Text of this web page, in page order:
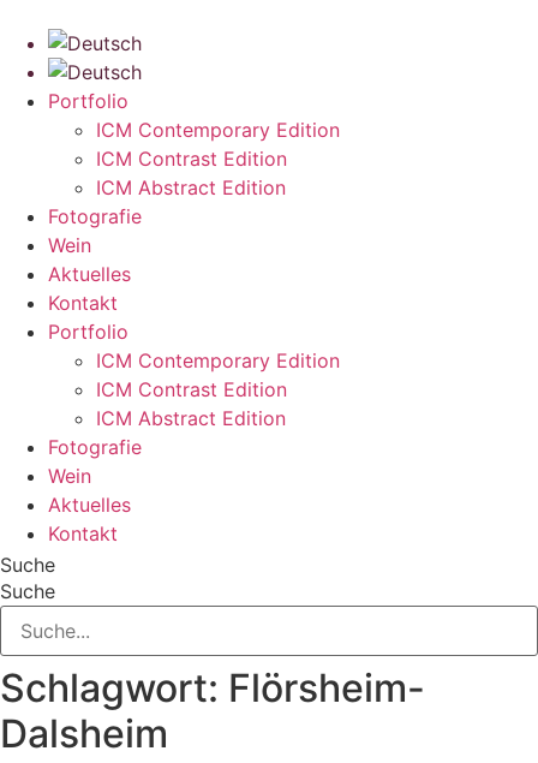
Inhalt
springen
Portfolio
ICM Contemporary Edition
ICM Contrast Edition
ICM Abstract Edition
Fotografie
Wein
Aktuelles
Kontakt
Portfolio
ICM Contemporary Edition
ICM Contrast Edition
ICM Abstract Edition
Fotografie
Wein
Aktuelles
Kontakt
Suche
Suche
Schlagwort: Flörsheim-
Dalsheim